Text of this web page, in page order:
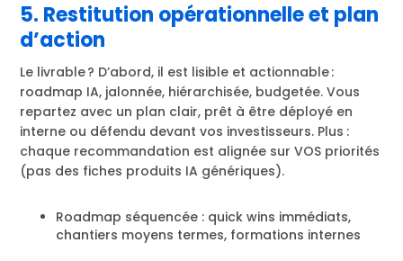
5. Restitution opérationnelle et plan
d’action
Le livrable ? D’abord, il est lisible et actionnable :
roadmap IA, jalonnée, hiérarchisée, budgetée. Vous
repartez avec un plan clair, prêt à être déployé en
interne ou défendu devant vos investisseurs. Plus :
chaque recommandation est alignée sur VOS priorités
(pas des fiches produits IA génériques).
Roadmap séquencée : quick wins immédiats,
chantiers moyens termes, formations internes